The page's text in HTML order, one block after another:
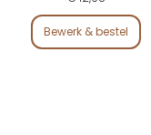
Bewerk & bestel